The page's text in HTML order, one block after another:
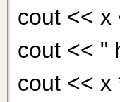
cout << x
cout << "
cout << x